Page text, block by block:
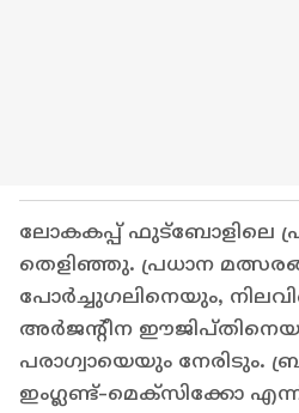
ലോകകപ്പ് ഫുട്ബോളിലെ പ്രീ
തെളിഞ്ഞു. പ്രധാന
പോർച്ചുഗലിനെയും,
അർജന്റീന
പരാഗ്വായെയും നേരിടും.
ഇംഗ്ലണ്ട്-മെക്സിക്കോ